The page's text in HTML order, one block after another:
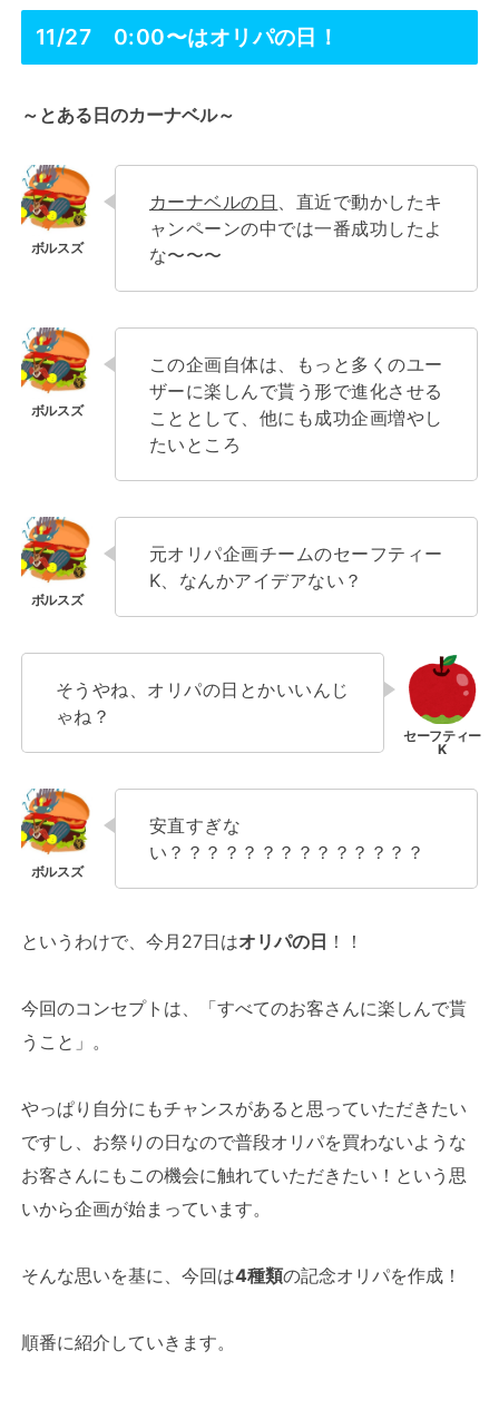
11/27 0:00〜はオリパの日！
～とある日のカーナベル～
カーナベルの日
、直近で動かしたキ
ャンペーンの中では一番成功したよ
な〜〜〜
この企画自体は、もっと多くのユー
ザーに楽しんで貰う形で進化させる
こととして、他にも成功企画増やし
たいところ
元オリパ企画チームのセーフティー
K、なんかアイデアない？
そうやね、オリパの日とかいいんじ
ゃね？
安直すぎな
い？？？？？？？？？？？？？？
というわけで、今月27日はオリパの日 ！！
今回のコンセプトは、「すべてのお客さんに楽しんで貰
うこと」。
やっぱり自分にもチャンスがあると思っていただきたい
ですし、お祭りの日なので普段オリパを買わないような
お客さんにもこの機会に触れていただきたい！という思
いから企画が始まっています。
そんな思いを基に、今回は4種類の記念オリパを作成！
順番に紹介していきます。